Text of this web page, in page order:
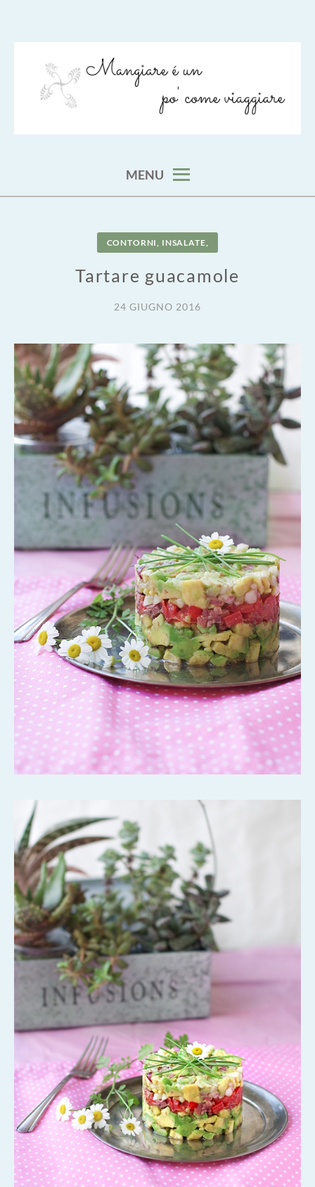
MENU
CONTORNI, INSALATE,
Tartare guacamole
24 GIUGNO 2016